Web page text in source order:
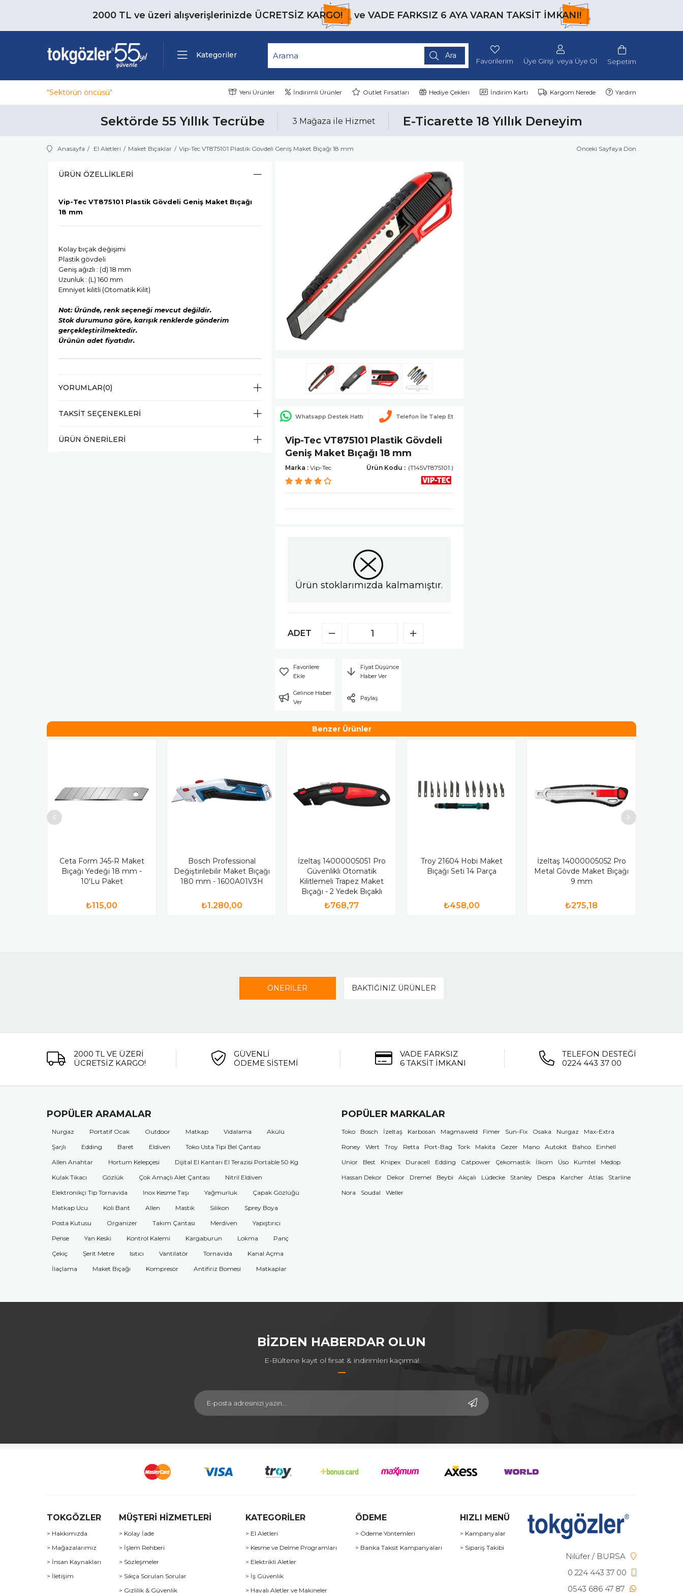
2000 TL ve üzeri alışverişlerinizde ÜCRETSİZ KARGO! ve VADE FARKSIZ 6 AYA VARAN TAKSİT İMKANI!
Kategoriler
Sepetim
Üye Girişi Üye Ol
Favorilerim
"Sektörün öncüsü" Yeni Ürünler İndirimli Ürünler Outlet Fırsatları Hediye Çekleri İndirim Kartı Kargom Nerede Yardım
Sektörde 55 Yıllık Tecrübe 3 Mağaza ile Hizmet E-Ticarette 18 Yıllık Deneyim
Anasayfa El Aletleri Maket Bıçaklar Vip-Tec VT875101 Plastik Gövdeli Geniş Maket Bıçağı 18 mm Önceki Sayfaya Dön
ÜRÜN ÖZELLIKLERI
Vip-Tec VT875101 Plastik Gövdeli Geniş Maket Bıçağı
18 mm
Kolay bıçak değişimi
Plastik gövdeli
Geniş ağızlı : (d) 18 mm
Uzunluk : (L) 160 mm
Emniyet kilitli (Otomatik Kilit)
Not: Üründe, renk seçeneği mevcut değildir.
Stok durumuna göre, karışık renklerde gönderim
gerçekleştirilmektedir.
Ürünün adet fiyatıdır.
YORUMLAR(0)
TAKSIT SEÇENEKLERI
ÜRÜN ÖNERILERI
Whatsapp Destek Hattı Telefon İle Talep Et
Vip-Tec VT875101 Plastik Gövdeli
Geniş Maket Bıçağı 18 mm
Marka : Vip-Tec (T145VT875101.)
Ürün stoklarımızda kalmamıştır.
ADET
Favorilere
Ekle
Fiyat Düşünce
Haber Ver
Gelince Haber
Ver
Paylaş
Benzer Ürünler
Ceta Form J45-R Maket
Bıçağı Yedeği 18 mm -
10'Lu Paket
₺115,00
Bosch Professional
Değiştirilebilir Maket Bıçağı
180 mm - 1600A01V3H
₺1.280,00
İzeltaş 14000005051 Pro
Güvenlikli Otomatik
Kilitlemeli Trapez Maket
Bıçağı - 2 Yedek Bıçaklı
₺768,77
Troy 21604 Hobi Maket
Bıçağı Seti 14 Parça
₺458,00
İzeltaş 14000005052 Pro
Metal Gövde Maket Bıçağı
9 mm
₺275,18
ÖNERİLER BAKTIĞINIZ ÜRÜNLER
2000 TL VE ÜZERİ
ÜCRETSİZ KARGO!
GÜVENLİ
ÖDEME SİSTEMİ
VADE FARKSIZ
6 TAKSİT İMKANI
TELEFON DESTEĞİ
0224 443 37 00
POPÜLER ARAMALAR
Nurgaz Portatif Ocak Outdoor Matkap Vidalama
Akülü
Şarjlı
Edding Baret Eldiven
Toko Usta Tipi Bel Çantası
Allen Anahtar
Hortum Kelepçesi
Dijital El Kantarı El Terazisi Portable 50 Kg
Kulak Tıkacı
Gözlük Çok Amaçlı Alet Çantası
Nitril Eldiven
Elektronikçi Tip Tornavida
Inox Kesme Taşı Yağmurluk
Çapak Gözlüğü
Matkap Ucu
Koli Bant Allen Mastik Silikon
Sprey Boya
Posta Kutusu
Organizer Takım Çantası Merdiven
Yapıştırıcı
Pense
Yan Keski Kontrol Kalemi Kargaburun Lokma
Panç
Çekiç
Şerit Metre Isıtıcı Vantilatör Tornavida
Kanal Açma
İlaçlama
Maket Bıçağı Kompresör Antifiriz Bomesi Matkaplar
POPÜLER MARKALAR
Toko Bosch İzeltaş Karbosan Magmaweld Fimer Sun-Fix Osaka Nurgaz
Max-Extra
Roney
Wert Troy Retta Port-Bag Tork Makita Gezer Mano Autokit Bahco
Einhell
Unior
Best Knipex Duracell Edding Catpower Çekomastik İlkom Üso Kumtel
Medop
Hassan Dekor
Dekor Dremel Beybi Akçalı Lüdecke Stanley Despa Karcher Atlas
Starline
Nora
Soudal Weller
BİZDEN HABERDAR OLUN
E-Bültene kayıt ol fırsat & indirimleri kaçırma!
TOKGÖZLER
> Hakkımızda
> Mağazalarımız
> İnsan Kaynakları
> İletişim
MÜŞTERİ HİZMETLERİ
> Kolay İade
> İşlem Rehberi
> Sözleşmeler
> Sıkça Sorulan Sorular
> Gizlilik & Güvenlik
KATEGORİLER
> El Aletleri
> Kesme ve Delme Programları
> Elektrikli Aletler
> İş Güvenlik
> Havalı Aletler ve Makineler
ÖDEME
> Ödeme Yöntemleri
> Banka Taksit Kampanyaları
HIZLI MENÜ
> Kampanyalar
> Sipariş Takibi
Nilüfer / BURSA
0 224 443 37 00
0543 686 47 87